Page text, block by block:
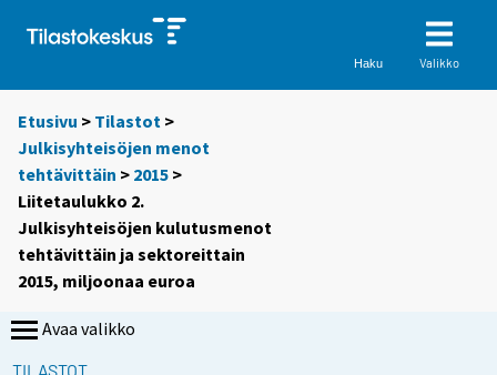
Haku Valikko
Etusivu > Tilastot >
Julkisyhteisöjen menot
tehtävittäin > 2015 >
Liitetaulukko 2.
Julkisyhteisöjen kulutusmenot
tehtävittäin ja sektoreittain
2015, miljoonaa euroa
Avaa valikko
TILASTOT